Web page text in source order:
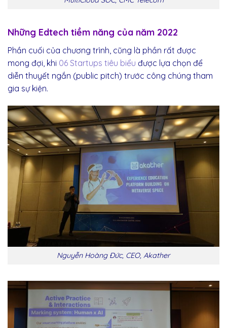
Những Edtech tiềm năng của năm 2022
Phần cuối của chương trình, cũng là phần rất được
mong đợi, khi 06 Startups tiêu biểu được lựa chọn để
diễn thuyết ngắn (public pitch) trước công chúng tham
gia sự kiện.
Nguyễn Hoàng Đức, CEO, Akather